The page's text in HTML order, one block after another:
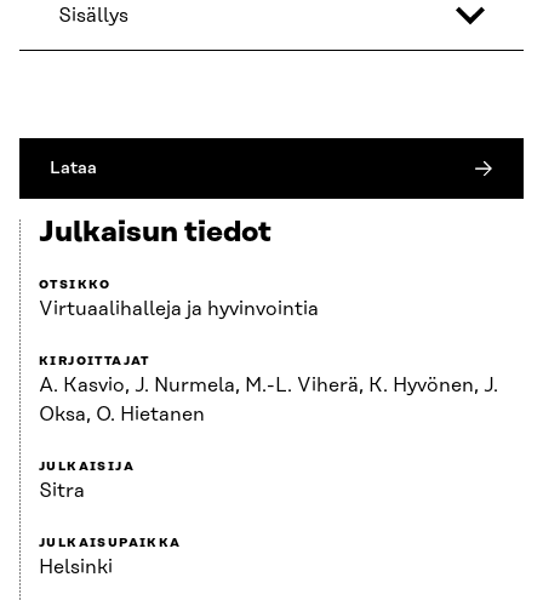
Sisällys
Lataa
Julkaisun tiedot
OTSIKKO
Virtuaalihalleja ja hyvinvointia
KIRJOITTAJAT
A. Kasvio, J. Nurmela, M.-L. Viherä, K. Hyvönen, J.
Oksa, O. Hietanen
JULKAISIJA
Sitra
JULKAISUPAIKKA
Helsinki